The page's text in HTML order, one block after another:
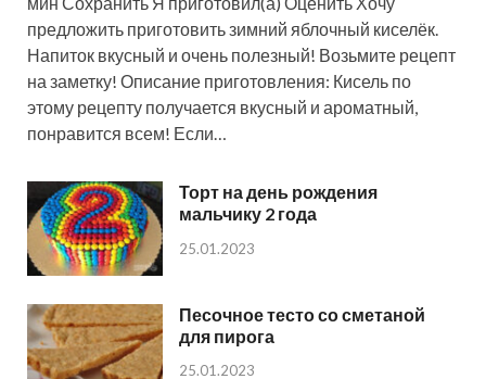
предложить приготовить зимний яблочный киселёк.
Напиток вкусный и очень полезный! Возьмите рецепт
на заметку! Описание приготовления: Кисель по
этому рецепту получается вкусный и ароматный,
понравится всем! Если…
Торт на день рождения
мальчику 2 года
25.01.2023
Песочное тесто со сметаной
для пирога
25.01.2023